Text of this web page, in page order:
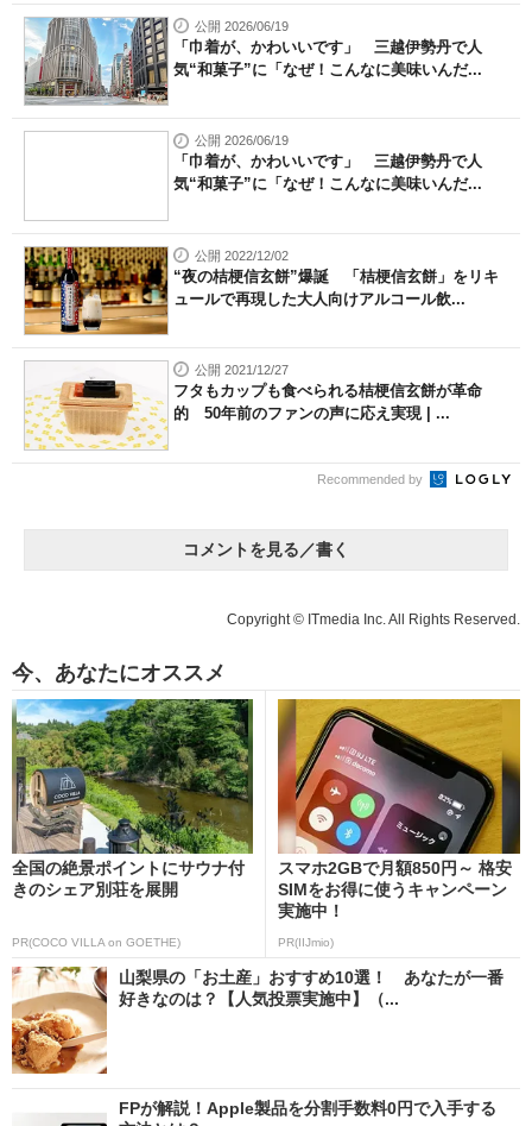
公開 2026/06/19
「巾着が、かわいいです」 三越伊勢丹で人
気“和菓子”に「なぜ！こんなに美味いんだ...
公開 2026/06/19
「巾着が、かわいいです」 三越伊勢丹で人
気“和菓子”に「なぜ！こんなに美味いんだ...
公開 2022/12/02
“夜の桔梗信玄餅”爆誕 「桔梗信玄餅」をリキ
ュールで再現した大人向けアルコール飲...
公開 2021/12/27
フタもカップも食べられる桔梗信玄餅が革命
的 50年前のファンの声に応え実現 | ...
Recommended by
コメントを見る／書く
Copyright © ITmedia Inc. All Rights Reserved.
今、あなたにオススメ
全国の絶景ポイントにサウナ付
きのシェア別荘を展開
PR(COCO VILLA on GOETHE)
スマホ2GBで月額850円～ 格安
SIMをお得に使うキャンペーン
実施中！
PR(IIJmio)
山梨県の「お土産」おすすめ10選！ あなたが一番
好きなのは？【人気投票実施中】（...
FPが解説！Apple製品を分割手数料0円で入手する